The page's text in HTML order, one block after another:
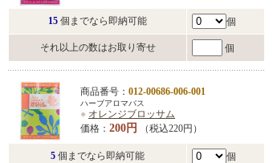
15 個までなら即納可能 個
それ以上の数はお取り寄せ 個
商品番号： 012-00686-006-001
ハーブアロマバス
● オレンジブロッサム
価格： 200円 （税込220円）
5 個までなら即納可能 個